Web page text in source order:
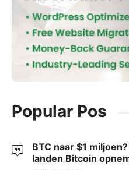
Popular Pos
BTC naar $1
landen Bitcoin